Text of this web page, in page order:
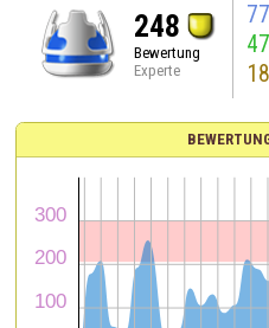
248
Bewertung
Experte